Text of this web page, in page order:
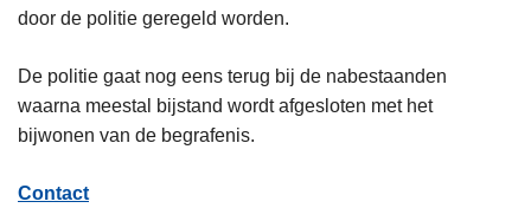
door de politie geregeld worden.
De politie gaat nog eens terug bij de nabestaanden
waarna meestal bijstand wordt afgesloten met het
bijwonen van de begrafenis.
Contact